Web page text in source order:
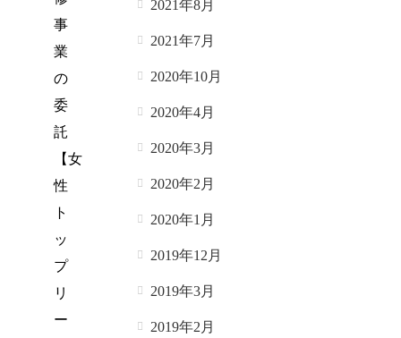
事
業
の
委
託
【女
性
ト
ッ
プ
リ
ー
2021年8月
2021年7月
2020年10月
2020年4月
2020年3月
2020年2月
2020年1月
2019年12月
2019年3月
2019年2月